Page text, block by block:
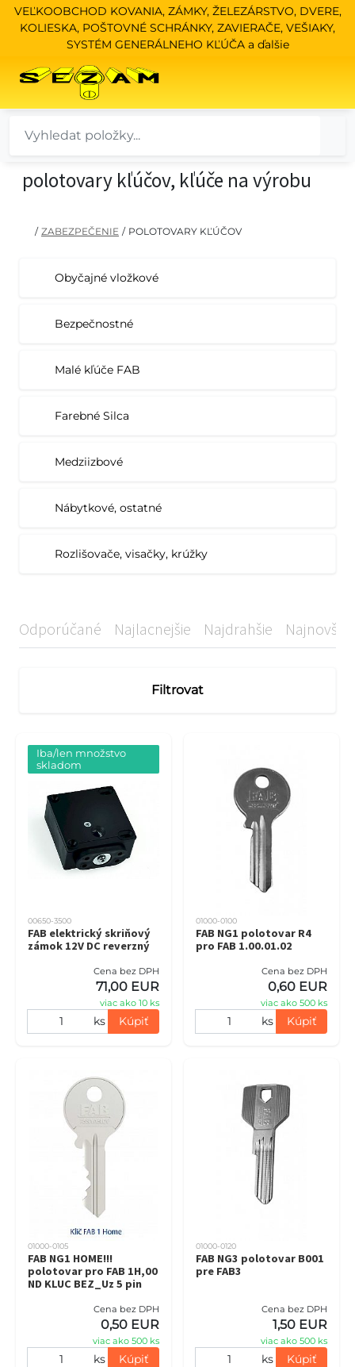
VEĽKOOBCHOD KOVANIA, ZÁMKY, ŽELEZÁRSTVO, DVERE,
KOLIESKA, POŠTOVNÉ SCHRÁNKY, ZAVIERAČE, VEŠIAKY,
SYSTÉM GENERÁLNEHO KĽÚČA a ďalšie
polotovary kľúčov, kľúče na výrobu
/ ZABEZPEČENIE / POLOTOVARY KĽÚČOV
Obyčajné vložkové
Bezpečnostné
Malé kľúče FAB
Farebné Silca
Medziizbové
Nábytkové, ostatné
Rozlišovače, visačky, krúžky
Odporúčané Najlacnejšie Najdrahšie Najnovšie
Filtrovat
Iba/len množstvo
skladom
00650-3500
FAB elektrický skriňový
zámok 12V DC reverzný
Cena bez DPH
71,00 EUR
viac ako 10 ks
ks Kúpiť
01000-0100
FAB NG1 polotovar R4
pro FAB 1.00.01.02
Cena bez DPH
0,60 EUR
viac ako 500 ks
ks Kúpiť
01000-0105
FAB NG1 HOME!!!
polotovar pro FAB 1H,00
ND KLUC BEZ_Uz 5 pin
Cena bez DPH
0,50 EUR
viac ako 500 ks
ks Kúpiť
01000-0120
FAB NG3 polotovar B001
pre FAB3
Cena bez DPH
1,50 EUR
viac ako 500 ks
ks Kúpiť